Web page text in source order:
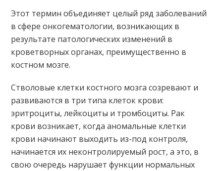
Этот термин объединяет целый ряд заболеваний
в сфере онкогематологии, возникающих в
результате патологических изменений в
кроветворных органах, преимущественно в
костном мозге.
Стволовые клетки костного мозга созревают и
развиваются в три типа клеток крови:
эритроциты, лейкоциты и тромбоциты. Рак
крови возникает, когда аномальные клетки
крови начинают выходить из-под контроля,
начинается их неконтролируемый рост, а это, в
свою очередь нарушает функции нормальных